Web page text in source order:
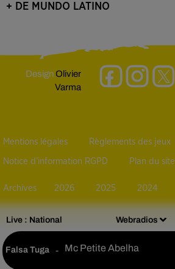
Live : National Webradios
Falsa Tuga - Mc Petite Abelha
+ DE MUNDO LATINO
DesignOlivier
Varma
Mentions légales Règlements des jeux
Notice d’information RGPD Plan du site
Archives 2026 2025 2024